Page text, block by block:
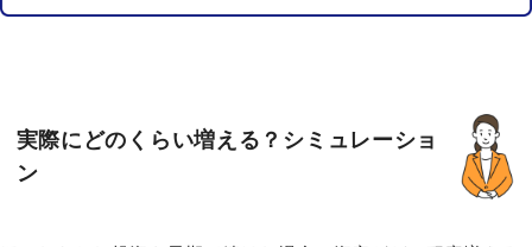
実際にどのくらい増える？シミュレーショ
ン